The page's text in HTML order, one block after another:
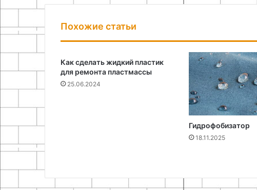
Похожие статьи
Как сделать жидкий пластик
для ремонта пластмассы
25.06.2024
Гидрофобизатор
18.11.2025